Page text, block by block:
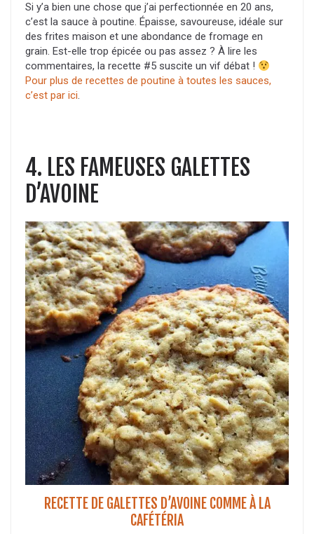
Si y’a bien une chose que j’ai perfectionnée en 20 ans,
c’est la sauce à poutine. Épaisse, savoureuse, idéale sur
des frites maison et une abondance de fromage en
grain. Est-elle trop épicée ou pas assez ? À lire les
commentaires, la recette #5 suscite un vif débat !
Pour plus de recettes de poutine à toutes les sauces,
c’est par ici.
4. LES FAMEUSES GALETTES
D’AVOINE
RECETTE DE GALETTES D’AVOINE COMME À LA
CAFÉTÉRIA